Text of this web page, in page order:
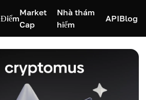
Điểm
Market
Cap
Nhà thám
hiểm
APIBlog